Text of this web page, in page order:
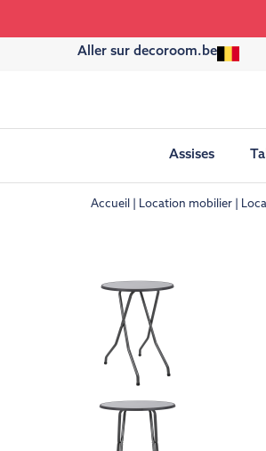
Aller sur decoroom.be
Assises
Accueil Location mobilier